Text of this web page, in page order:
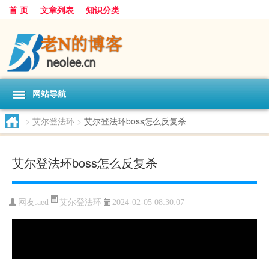
首 页 文章列表 知识分类
网站导航
> 艾尔登法环 > 艾尔登法环boss怎么反复杀
艾尔登法环boss怎么反复杀
网友:aed 艾尔登法环 2024-02-05 08:30:07